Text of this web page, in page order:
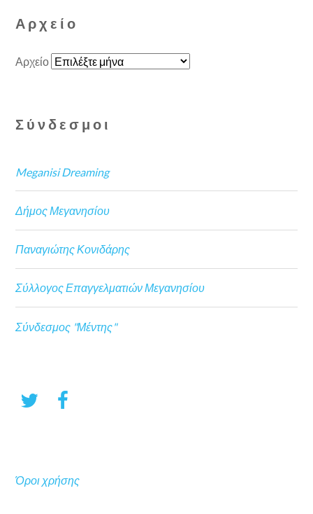
Αρχείο
Αρχείο
Σύνδεσμοι
Meganisi Dreaming
Δήμος Μεγανησίου
Παναγιώτης Κονιδάρης
Σύλλογος Επαγγελματιών Μεγανησίου
Σύνδεσμος "Μέντης"
Όροι χρήσης